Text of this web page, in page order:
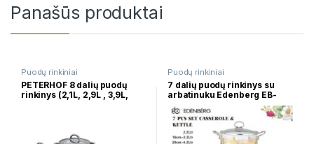
Panašūs produktai
Puodų rinkiniai
PETERHOF 8 dalių puodų
rinkinys (2,1L, 2,9L , 3,9L,
Puodų rinkiniai
7 dalių puodų rinkinys su
arbatinuku Edenberg EB-
1839